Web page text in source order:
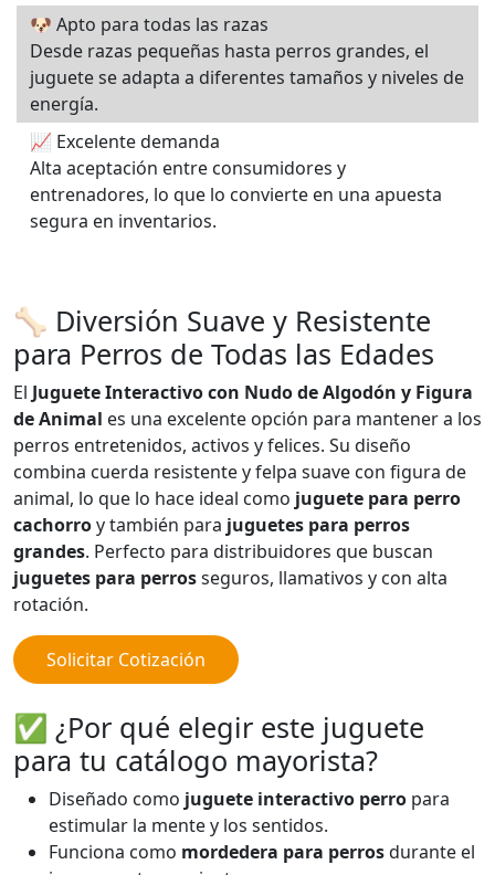
🐶 Apto para todas las razas
Desde razas pequeñas hasta perros grandes, el
juguete se adapta a diferentes tamaños y niveles de
energía.
📈 Excelente demanda
Alta aceptación entre consumidores y
entrenadores, lo que lo convierte en una apuesta
segura en inventarios.
🦴 Diversión Suave y Resistente
para Perros de Todas las Edades
El Juguete Interactivo con Nudo de Algodón y Figura
de Animal es una excelente opción para mantener a los
perros entretenidos, activos y felices. Su diseño
combina cuerda resistente y felpa suave con figura de
animal, lo que lo hace ideal como juguete para perro
cachorroy también para juguetes para perros
grandes. Perfecto para distribuidores que buscan
juguetes para perrosseguros, llamativos y con alta
rotación.
Solicitar Cotización
✅ ¿Por qué elegir este juguete
para tu catálogo mayorista?
Diseñado como juguete interactivo perro para
estimular la mente y los sentidos.
Funciona como mordedera para perrosdurante el